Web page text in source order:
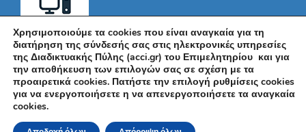
© Εμπορικό και Βιομηχανικό Επιμελητήριο Αθηνών 2026 |
Ακαδημίας 7, ΤΚ: 10671, Αθήνα, Τηλ: +30 210 3604815, e-mail:
Χρησιμοποιούμε τα cookies που είναι αναγκαία για τη
διατήρηση της σύνδεσής σας στις ηλεκτρονικές υπηρεσίες
της Διαδικτυακής Πύλης (acci.gr) του Επιμελητηρίου και για
την αποθήκευση των επιλογών σας σε σχέση με τα
προαιρετικά cookies. Πατήστε την επιλογή ρυθμίσεις cookies
για να ενεργοποιήσετε η να απενεργοποιήσετε τα αναγκαία
cookies.